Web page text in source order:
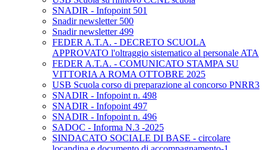
SNADIR - Infopoint 501
Snadir newsletter 500
Snadir newsletter 499
FEDER A.T.A. - DECRETO SCUOLA
APPROVATO l'oltraggio sistematico al personale ATA
FEDER A.T.A. - COMUNICATO STAMPA SU
VITTORIA A ROMA OTTOBRE 2025
USB Scuola corso di preparazione al concorso PNRR3
SNADIR - Infopoint n. 498
SNADIR - Infopoint 497
SNADIR - Infopoint n. 496
SADOC - Informa N.3 -2025
SINDACATO SOCIALE DI BASE - circolare